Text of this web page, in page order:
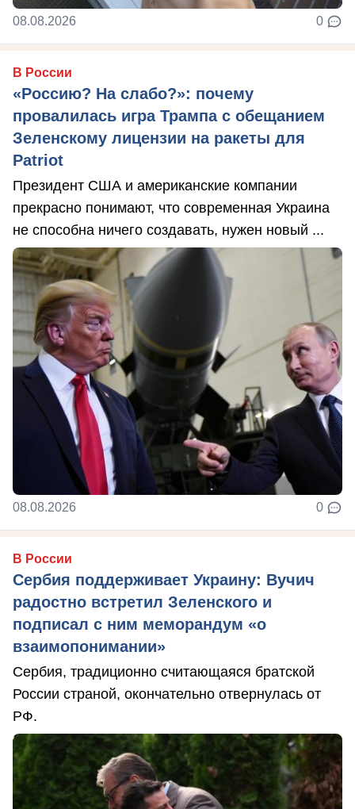
08.08.2026 0
В России
«Россию? На слабо?»: почему
провалилась игра Трампа с обещанием
Зеленскому лицензии на ракеты для
Patriot
Президент США и американские компании
прекрасно понимают, что современная Украина
не способна ничего создавать, нужен новый ...
08.08.2026 0
В России
Сербия поддерживает Украину: Вучич
радостно встретил Зеленского и
подписал с ним меморандум «о
взаимопонимании»
Сербия, традиционно считающаяся братской
России страной, окончательно отвернулась от
РФ.